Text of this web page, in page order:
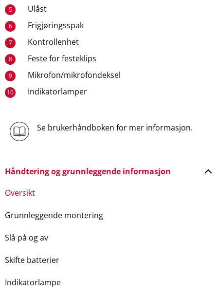
5 Ulåst
6 Frigjøringsspak
7 Kontrollenhet
8 Feste for festeklips
9 Mikrofon/mikrofondeksel
10 Indikatorlamper
Se brukerhåndboken for mer informasjon.
Håndtering og grunnleggende informasjon
Oversikt
Grunnleggende montering
Slå på og av
Skifte batterier
Indikatorlampe